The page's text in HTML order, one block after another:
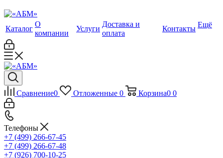
Каталог
О
компании
Услуги
Доставка и
оплата
Контакты Ещё
Сравнение0 Отложенные 0 Корзина0 0
Телефоны
+7 (499) 266-67-45
+7 (499) 266-67-48
+7 (926) 700-10-25